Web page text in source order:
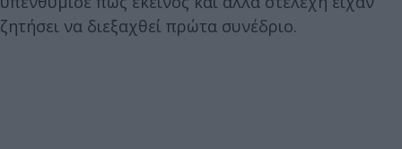
ζητήσει να διεξαχθεί πρώτα συνέδριο.